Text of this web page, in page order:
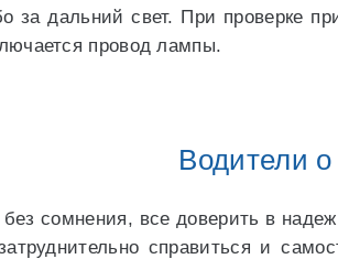
за дальний свет. При проверке
провод лампы.
Водители
сомнения, все доверить в
справиться и